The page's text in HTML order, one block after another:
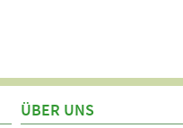
ÜBER UNS